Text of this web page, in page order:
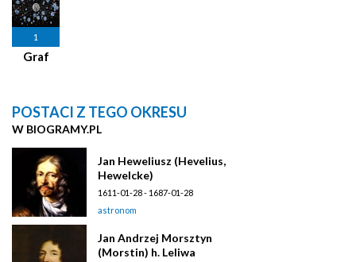
1
Graf
POSTACI Z TEGO OKRESU
W BIOGRAMY.PL
Jan Heweliusz (Hevelius,
Hewelcke)
1611-01-28 - 1687-01-28
astronom
Jan Andrzej Morsztyn
(Morstin) h. Leliwa